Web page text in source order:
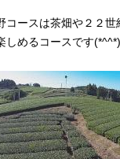
コースは茶畑や２２
しめるコースです(*^^*)